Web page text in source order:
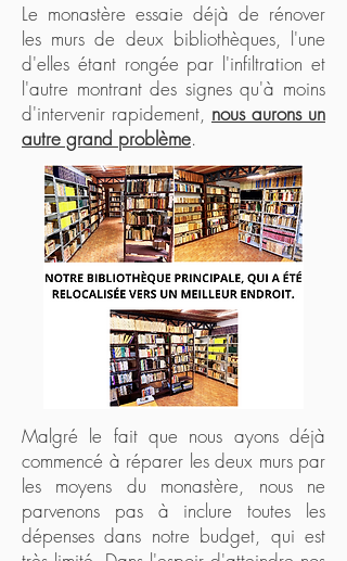
Le monastère essaie déjà de rénover
les murs de deux bibliothèques, l'une
d'elles étant rongée par l'infiltration et
l'autre montrant des signes qu'à moins
d'intervenir rapidement, nous aurons un
autre grand problème.
Malgré le fait que nous ayons déjà
commencé à réparer les deux murs par
les moyens du monastère, nous ne
parvenons pas à inclure toutes les
dépenses dans notre budget, qui est